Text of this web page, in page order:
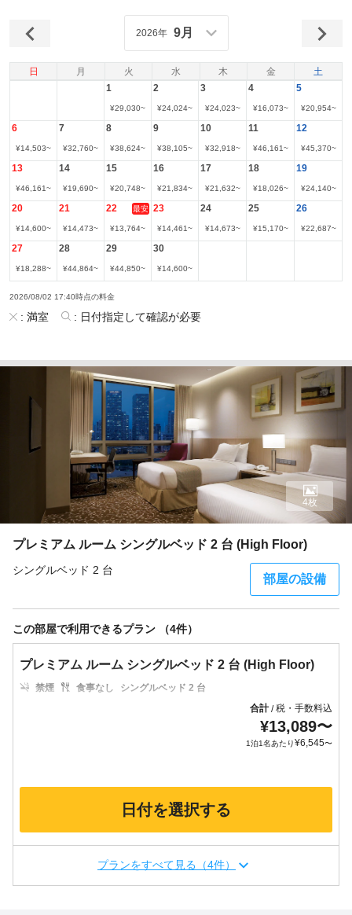
日 月 火 水 木 金 土
2026年 9月
1
¥29,030~
2
¥24,024~
3
¥24,023~
4
¥16,073~
5
¥20,954~
6
¥14,503~
7
¥32,760~
8
¥38,624~
9
¥38,105~
10
¥32,918~
11
¥46,161~
12
¥45,370~
13
¥46,161~
14
¥19,690~
15
¥20,748~
16
¥21,834~
17
¥21,632~
18
¥18,026~
19
¥24,140~
20
¥14,600~
21
¥14,473~
22 最安
¥13,764~
23
¥14,461~
24
¥14,673~
25
¥15,170~
26
¥22,687~
27
¥18,288~
28
¥44,864~
29
¥44,850~
30
¥14,600~
2026/08/02 17:40時点の料金
: 満室 : 日付指定して確認が必要
プレミアム ルーム シングルベッド 2 台 (High Floor)
シングルベッド 2 台
部屋の設備
4枚
この部屋で利用できるプラン （4件）
プレミアム ルーム シングルベッド 2 台 (High Floor)
禁煙 食事なし
シングルベッド 2 台
合計/税・手数料込
¥13,089〜
1泊1名あたり¥6,545〜
日付を選択する
プランをすべて見る（4件）